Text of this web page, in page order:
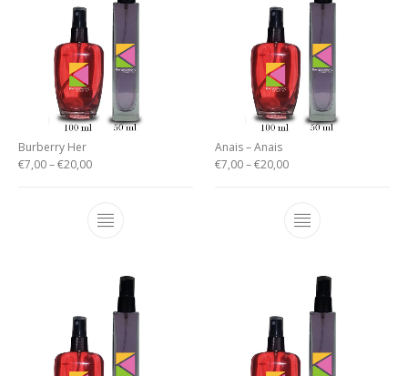
Burberry Her
€7,00–€20,00
Anais – Anais
€7,00–€20,00